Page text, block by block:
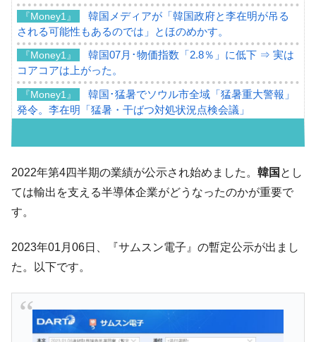
『Money1』
韓国メディアが「韓国政府と李在明が吊る
される可能性もあるのでは」とほのめかす。
『Money1』
韓国07月･物価指数「2.8％」に低下 ⇒ 実は
コアコアは上がった。
『Money1』
韓国･猛暑でソウル市全域「猛暑重大警報」
発令。李在明「猛暑・干ばつ対処状況点検会議」
07月販売台数は去年のほぼ半分「71台」しか売れなかっ
た。『起亜』は9台だけ
『Money1』
韓国「信用赦免を何回やっても、何回やっ
落！
『Money1』
韓国K9専用砲弾･装薬自動供給装甲車両･珍
兵器「K10」が改良に乗り出す。
体だけで410億ドル、輸出全体の41％もある
『Money1』
韓国･李在明「青年層の雇用状況が悪い。せ
や、若者に起業させよう」⇒ どんな雇用対策だソレ。
2022年第4四半期の業績が公示され始めました。 韓国 とし
ては輸出を支える半導体企業がどうなったのかが重要で
す。
2023年01月06日、『サムスン電子』の暫定公示が出まし
た。以下です。